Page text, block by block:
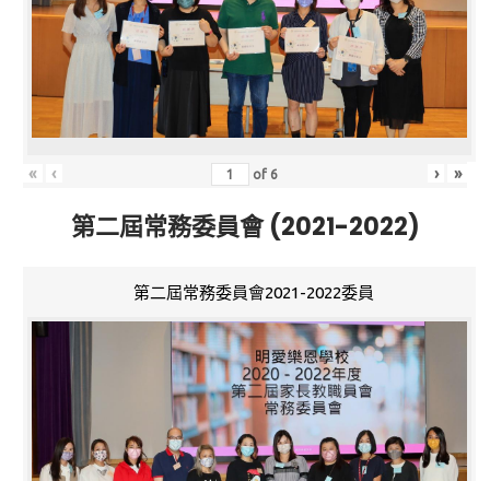
« ‹ of 6 › »
第二屆常務委員會 (2021-2022)
第二屆常務委員會2021-2022委員